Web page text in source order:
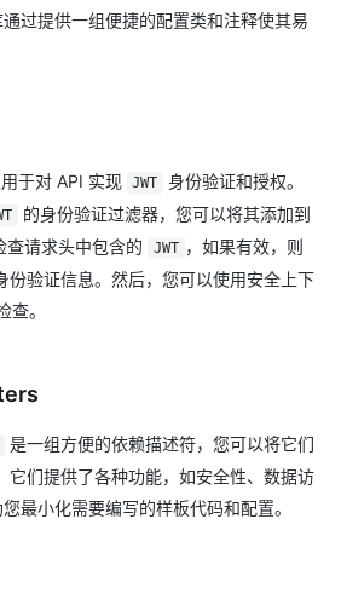
通过提供一组便捷的配置类和注释使其易
于对 API 实现 JWT
身份验证和授权。
的身份验证过滤器，您可以将其添加到
查请求头中包含的
JWT ，如果有效，则
份验证信息。然后，您可以使用安全上下
。
是一组方便的依赖描述符，您可以将它们
它们提供了各种功能，如安全性、数据访
最小化需要编写的样板代码和配置。